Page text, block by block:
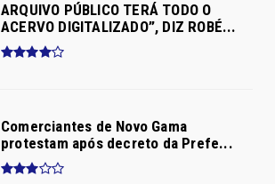
ARQUIVO PÚBLICO TERÁ TODO O
ACERVO DIGITALIZADO”, DIZ ROBÉ...
Comerciantes de Novo Gama
protestam após decreto da Prefe...